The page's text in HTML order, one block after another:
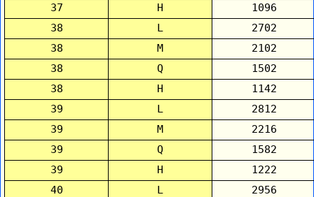
37
H
1096
38
L
2702
38
M
2102
38
Q
1502
38
H
1142
39
L
2812
39
M
2216
39
Q
1582
39
H
1222
40
L
2956